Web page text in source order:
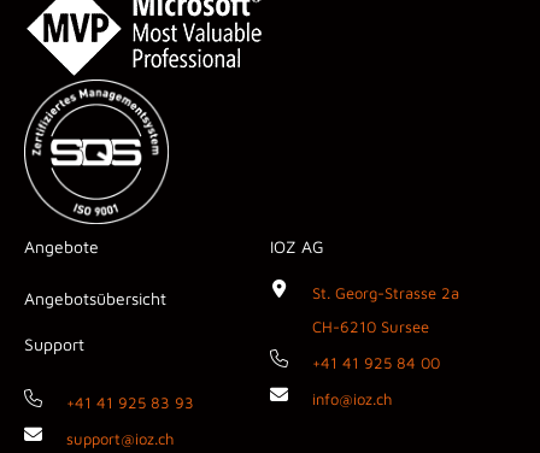
Angebote
Angebotsübersicht
Support
+41 41 925 83 93
support@ioz.ch
IOZ AG
St. Georg-Strasse 2a
CH-6210 Sursee
+41 41 925 84 00
info@ioz.ch